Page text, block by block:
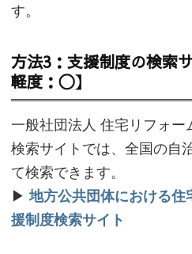
す。
方法3：支援制度の検索
軽度：〇】
一般社団法人 住宅リフォー
検索サイトでは、全国の自
て検索できます。
▶地方公共団体における
援制度検索サイト